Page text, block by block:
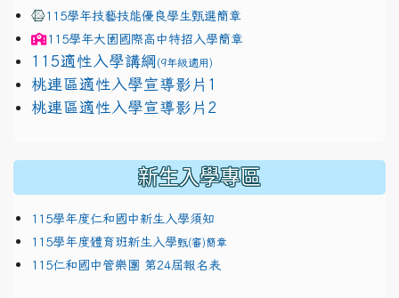
115學年技藝技能優良學生甄選簡章
115學年大園國際高中特招入學簡章
115適性入學講綱 (9年級適用)
link to https://docs.google.com/presentation/d/
桃連區適性入學宣導影片1
link to https://docs.google.com/presentation/d/
桃連區適性入學宣導影片2
新生入學專區
115學年度仁和國中新生入學須知
115學年度體育班新生入學甄(審)簡章
115仁和國中管樂團 第24屆報名表